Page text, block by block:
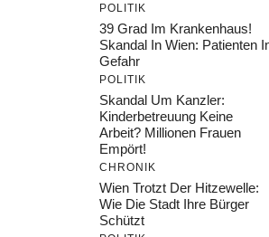
POLITIK
39 Grad Im Krankenhaus!
Skandal In Wien: Patienten
Gefahr
POLITIK
Skandal Um Kanzler:
Kinderbetreuung Keine
Arbeit? Millionen Frauen
Empört!
CHRONIK
Wien Trotzt Der Hitzewelle:
Wie Die Stadt Ihre Bürger
Schützt